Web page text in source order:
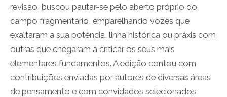
revisão, buscou pautar-se pelo aberto próprio do
campo fragmentário, emparelhando vozes que
exaltaram a sua potência, linha histórica ou práxis com
outras que chegaram a criticar os seus mais
elementares fundamentos. A edição contou com
contribuições enviadas por autores de diversas áreas
de pensamento e com convidados selecionados